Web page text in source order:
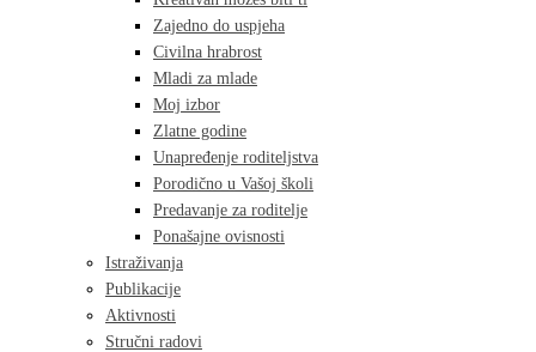
Zajedno do uspjeha
Civilna hrabrost
Mladi za mlade
Moj izbor
Zlatne godine
Unapređenje roditeljstva
Porodično u Vašoj školi
Predavanje za roditelje
Ponašajne ovisnosti
Istraživanja
Publikacije
Aktivnosti
Stručni radovi